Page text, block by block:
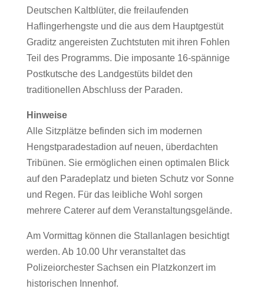
Deutschen Kaltblüter, die freilaufenden
Haflingerhengste und die aus dem Hauptgestüt
Graditz angereisten Zuchtstuten mit ihren Fohlen
Teil des Programms. Die imposante 16-spännige
Postkutsche des Landgestüts bildet den
traditionellen Abschluss der Paraden.
Hinweise
Alle Sitzplätze befinden sich im modernen
Hengstparadestadion auf neuen, überdachten
Tribünen. Sie ermöglichen einen optimalen Blick
auf den Paradeplatz und bieten Schutz vor Sonne
und Regen. Für das leibliche Wohl sorgen
mehrere Caterer auf dem Veranstaltungsgelände.
Am Vormittag können die Stallanlagen besichtigt
werden. Ab 10.00 Uhr veranstaltet das
Polizeiorchester Sachsen ein Platzkonzert im
historischen Innenhof.